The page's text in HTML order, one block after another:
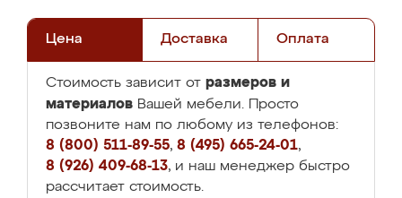
Цена Доставка Оплата
Стоимость зависит от размеров и
материалов Вашей мебели. Просто
позвоните нам по любому из телефонов:
8 (800) 511-89-55, 8 (495) 665-24-01,
8 (926) 409-68-13, и наш менеджер быстро
рассчитает стоимость.